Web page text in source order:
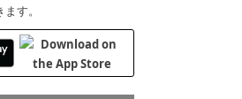
す。